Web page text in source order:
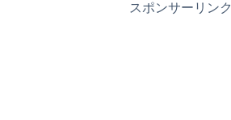
スポンサーリンク